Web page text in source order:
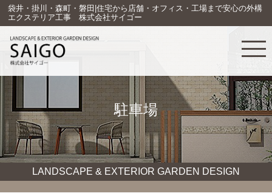
袋井・掛川・森町・磐田|住宅から店舗・オフィス・工場まで安心の外構
エクステリア工事 株式会社サイゴー
駐車場
LANDSCAPE & EXTERIOR GARDEN DESIGN